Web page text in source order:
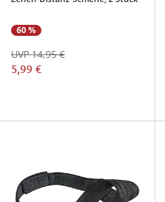
60 %
5,99 €
UVP 14,95 €